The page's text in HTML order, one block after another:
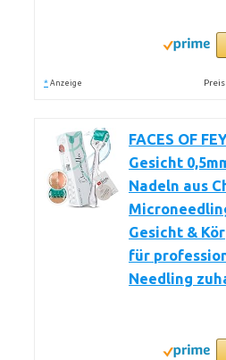
* Anzeige
FACES OF
Gesicht
Nadeln aus
Gesicht &
für
Needling